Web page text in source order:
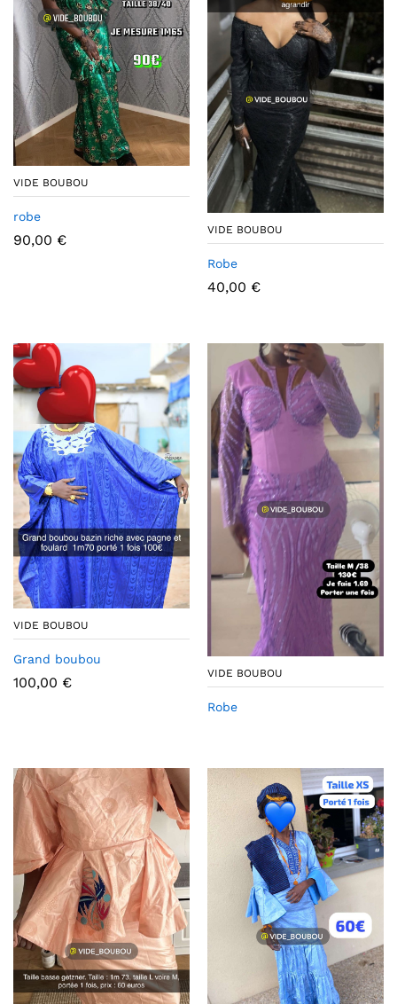
VIDE BOUBOU
robe
90,00 €
VIDE BOUBOU
Robe
40,00 €
VIDE BOUBOU
Grand boubou
100,00 €
VIDE BOUBOU
Robe